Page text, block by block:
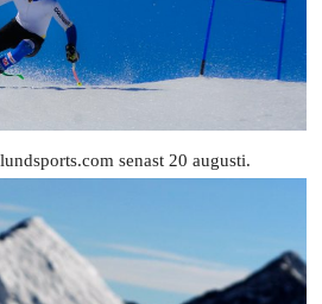
senast 20 augusti.